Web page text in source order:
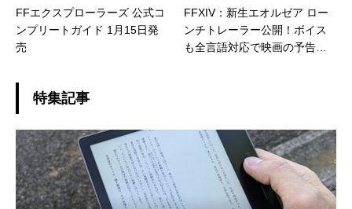
FFエクスプローラーズ 公式コ
ンプリートガイド 1月15日発
売
FFXIV：新生エオルゼア ロー
ンチトレーラー公開！ボイス
も全言語対応で映画の予告み
特集記事